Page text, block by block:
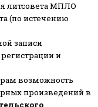
литсовета МПЛО
(по истечению
записи
и
возможность
произведений в